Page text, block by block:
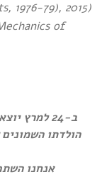
1976-79), 2015)
of
ב-24 למרץ
הולדתו
אנחנו